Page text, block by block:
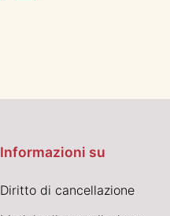
Informazioni su
Diritto di cancellazione